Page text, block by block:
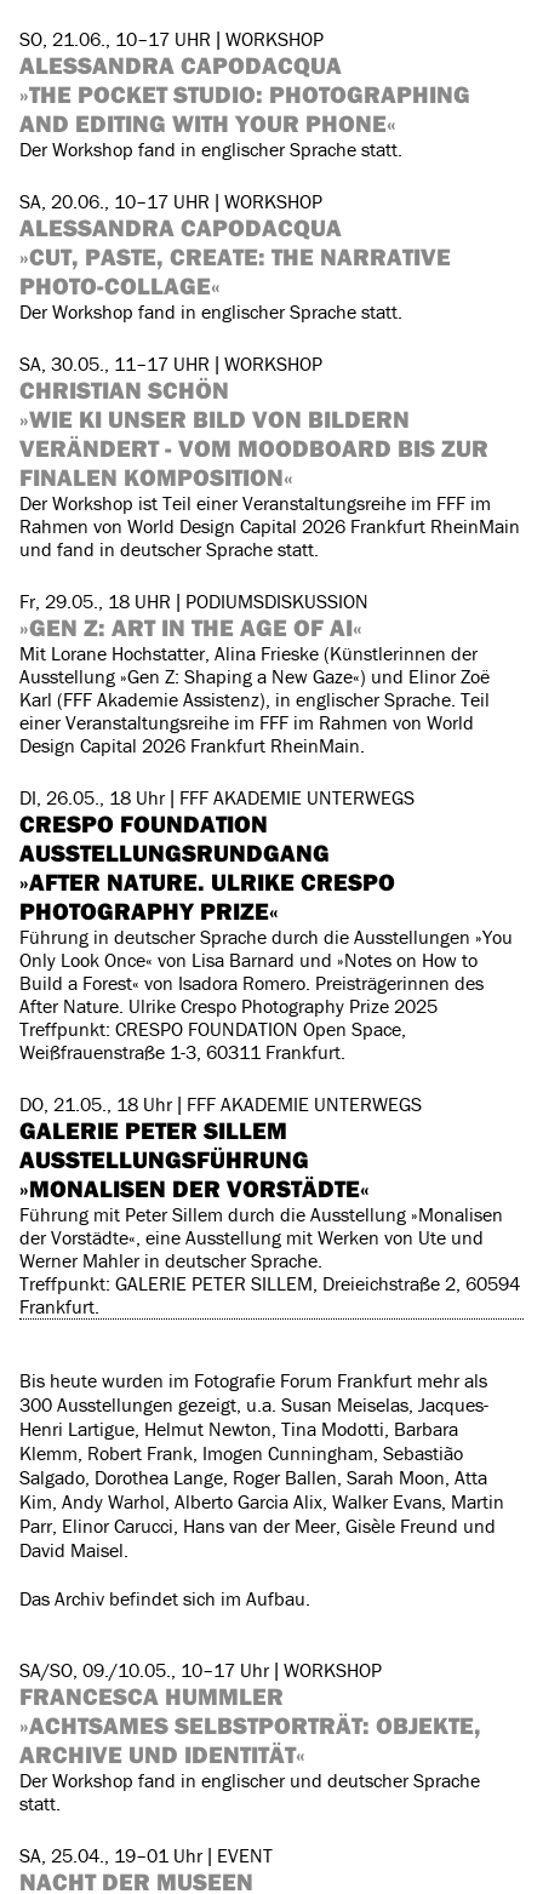
SO, 21.06., 10–17 UHR | WORKSHOP
ALESSANDRA CAPODACQUA
»THE POCKET STUDIO: PHOTOGRAPHING
AND EDITING WITH YOUR PHONE«
Der Workshop fand in englischer Sprache statt.
SA, 20.06., 10–17 UHR | WORKSHOP
ALESSANDRA CAPODACQUA
»CUT, PASTE, CREATE: THE NARRATIVE
PHOTO-COLLAGE«
Der Workshop fand in englischer Sprache statt.
SA, 30.05., 11–17 UHR | WORKSHOP
CHRISTIAN SCHÖN
»WIE KI UNSER BILD VON BILDERN
VERÄNDERT - VOM MOODBOARD BIS ZUR
FINALEN KOMPOSITION«
Der Workshop ist Teil einer Veranstaltungsreihe im FFF im
Rahmen von World Design Capital 2026 Frankfurt RheinMain
und fand in deutscher Sprache statt.
Fr, 29.05., 18 UHR | PODIUMSDISKUSSION
»GEN Z: ART IN THE AGE OF AI«
Mit Lorane Hochstatter, Alina Frieske (Künstlerinnen der
Ausstellung »Gen Z: Shaping a New Gaze«) und Elinor Zoë
Karl (FFF Akademie Assistenz), in englischer Sprache. Teil
einer Veranstaltungsreihe im FFF im Rahmen von World
Design Capital 2026 Frankfurt RheinMain.
DI, 26.05., 18 Uhr | FFF AKADEMIE UNTERWEGS
CRESPO FOUNDATION
AUSSTELLUNGSRUNDGANG
»AFTER NATURE. ULRIKE CRESPO
PHOTOGRAPHY PRIZE«
Führung in deutscher Sprache durch die Ausstellungen »You
Only Look Once« von Lisa Barnard und »Notes on How to
Build a Forest« von Isadora Romero. Preisträgerinnen des
After Nature. Ulrike Crespo Photography Prize 2025
Treffpunkt: CRESPO FOUNDATION Open Space,
Weißfrauenstraße 1-3, 60311 Frankfurt.
DO, 21.05., 18 Uhr | FFF AKADEMIE UNTERWEGS
GALERIE PETER SILLEM
AUSSTELLUNGSFÜHRUNG
»MONALISEN DER VORSTÄDTE«
Führung mit Peter Sillem durch die Ausstellung »Monalisen
der Vorstädte«, eine Ausstellung mit Werken von Ute und
Werner Mahler in deutscher Sprache.
Treffpunkt: GALERIE PETER SILLEM, Dreieichstraße 2, 60594
Frankfurt.
Bis heute wurden im Fotografie Forum Frankfurt mehr als
300 Ausstellungen gezeigt, u.a. Susan Meiselas, Jacques-
Henri Lartigue, Helmut Newton, Tina Modotti, Barbara
Klemm, Robert Frank, Imogen Cunningham, Sebastião
Salgado, Dorothea Lange, Roger Ballen, Sarah Moon, Atta
Kim, Andy Warhol, Alberto Garcia Alix, Walker Evans, Martin
Parr, Elinor Carucci, Hans van der Meer, Gisèle Freund und
David Maisel.
Das Archiv befindet sich im Aufbau.
SA/SO, 09./10.05., 10–17 Uhr | WORKSHOP
FRANCESCA HUMMLER
»ACHTSAMES SELBSTPORTRÄT: OBJEKTE,
ARCHIVE UND IDENTITÄT«
Der Workshop fand in englischer und deutscher Sprache
statt.
SA, 25.04., 19–01 Uhr | EVENT
NACHT DER MUSEEN